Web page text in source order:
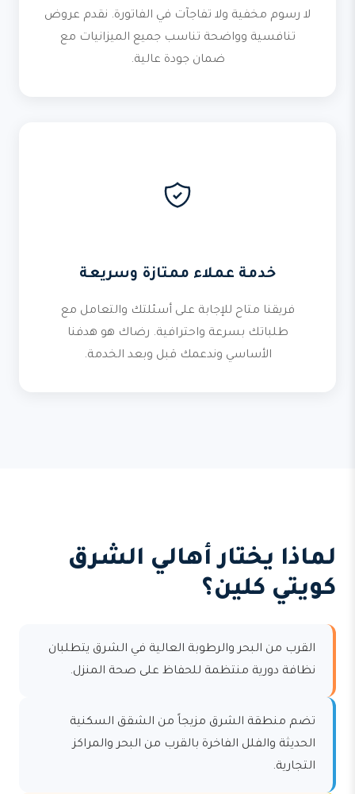
لا رسوم مخفية ولا تفاجآت في الفاتورة. نقدم عروض
تنافسية وواضحة تناسب جميع الميزانيات مع
ضمان جودة عالية.
خدمة عملاء ممتازة وسريعة
فريقنا متاح للإجابة على أسئلتك والتعامل مع
طلباتك بسرعة واحترافية. رضاك هو هدفنا
الأساسي وندعمك قبل وبعد الخدمة.
لماذا يختار أهالي الشرق
كويتي كلين؟
القرب من البحر والرطوبة العالية في الشرق يتطلبان
نظافة دورية منتظمة للحفاظ على صحة المنزل.
تضم منطقة الشرق مزيجاً من الشقق السكنية
الحديثة والفلل الفاخرة بالقرب من البحر والمراكز
التجارية.